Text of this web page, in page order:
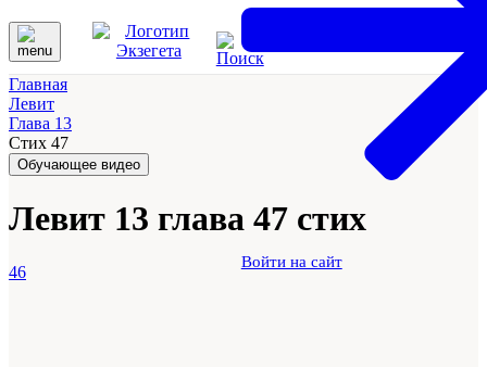
Войти на сайт
Главная
Левит
Глава 13
Стих 47
Обучающее видео
Левит 13 глава 47 стих
46